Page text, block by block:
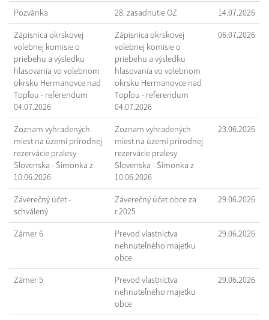
Pozvánka 28. zasadnutie OZ 14.07.2026
Zápisnica okrskovej
volebnej komisie o
priebehu a výsledku
hlasovania vo volebnom
okrsku Hermanovce nad
Topľou - referendum
04.07.2026
Zápisnica okrskovej
volebnej komisie o
priebehu a výsledku
hlasovania vo volebnom
okrsku Hermanovce nad
Topľou - referendum
04.07.2026
06.07.2026
Zoznam vyhradených
miest na území prírodnej
rezervácie pralesy
Slovenska - Šimonka z
10.06.2026
Zoznam vyhradených
miest na území prírodnej
rezervácie pralesy
Slovenska - Šimonka z
10.06.2026
23.06.2026
Záverečný účet -
schválený
Záverečný účet obce za
r.2025
29.06.2026
Zámer 6
Prevod vlastníctva
nehnuteľného majetku
obce
29.06.2026
Zámer 5
Prevod vlastníctva
nehnuteľného majetku
obce
29.06.2026